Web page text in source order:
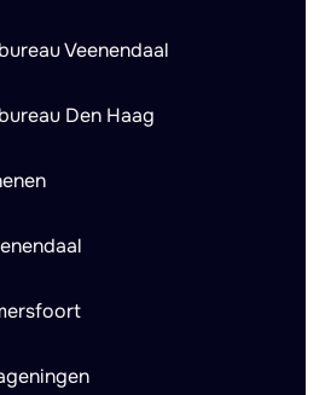
Veenendaal
Den Haag